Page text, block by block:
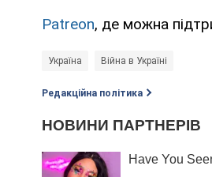
Patreon, де можна
Україна Війна в Україні
Редакційна політика